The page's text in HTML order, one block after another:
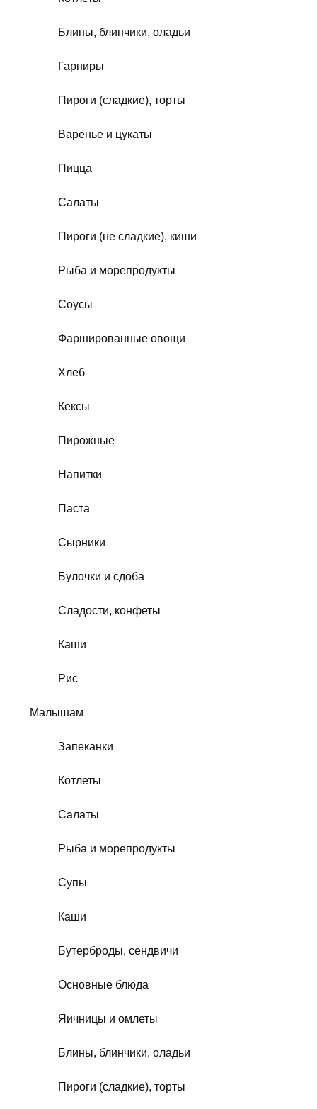
Блины, блинчики, оладьи
Гарниры
Пироги (сладкие), торты
Варенье и цукаты
Пицца
Салаты
Пироги (не сладкие), киши
Рыба и морепродукты
Соусы
Фаршированные овощи
Хлеб
Кексы
Пирожные
Напитки
Паста
Сырники
Булочки и сдоба
Сладости, конфеты
Каши
Рис
Малышам
Запеканки
Котлеты
Салаты
Рыба и морепродукты
Супы
Каши
Бутерброды, сендвичи
Основные блюда
Яичницы и омлеты
Блины, блинчики, оладьи
Пироги (сладкие), торты